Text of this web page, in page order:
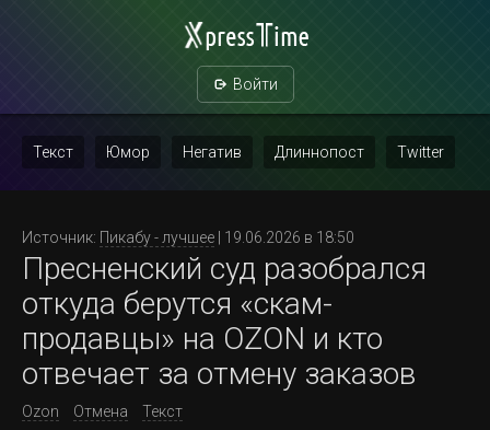
Войти
Текст Юмор Негатив Длиннопост Twitter
Повтор
Источник: Пикабу - лучшее | 19.06.2026 в 18:50
Пресненский суд разобрался
откуда берутся «скам-
продавцы» на OZON и кто
отвечает за отмену заказов
Ozon Отмена Текст